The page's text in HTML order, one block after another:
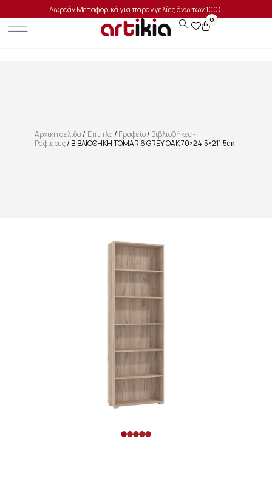
Δωρεάν Μεταφορικά για παραγγελίες άνω των 100€
0
Αρχική σελίδα/Έπιπλα/ Γραφείο/ Βιβλιοθήκες -
Ραφιέρες/ ΒΙΒΛΙΟΘΗΚΗ TOMAR 6 GREY OAK 70×24,5×211,5εκ